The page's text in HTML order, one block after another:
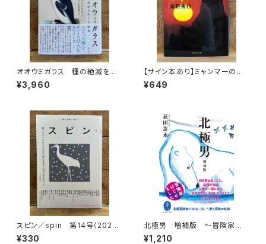
オオウミガラス 種の絶滅をめ
ぐる物語
¥3,960
【サイン本あり】ミャンマーの柳
生一族
¥649
スピン／spin 第14号（2026
年1月号）
¥330
北極男 増補版 〜冒険家はじ
めました〜
¥1,210